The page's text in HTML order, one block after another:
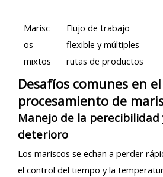
Marisc
os
mixtos
Flujo de trabajo
flexible y múltiples
rutas de productos
Desafíos comunes en el
procesamiento de
Manejo de la perecibilidad
deterioro
Los mariscos se echan a perder
el control del tiempo y la